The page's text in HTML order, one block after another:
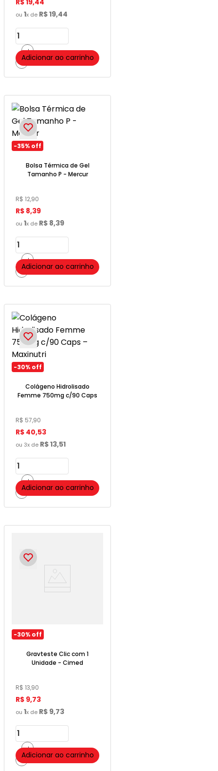
ou 1x de R$19,44
＋
－Adicionar ao carrinho
-35% off
Bolsa Térmica de Gel
Tamanho P - Mercur
R$ 12,90
R$ 8,39
ou 1x de R$ 8,39
＋
－Adicionar ao carrinho
-30% off
Colágeno Hidrolisado
Femme 750mg c/90 Caps
R$ 57,90
R$ 40,53
ou 3x de R$13,51
＋
－Adicionar ao carrinho
-30% off
Gravteste Clic com 1
Unidade - Cimed
R$ 13,90
R$ 9,73
ou 1x de R$ 9,73
＋
－Adicionar ao carrinho